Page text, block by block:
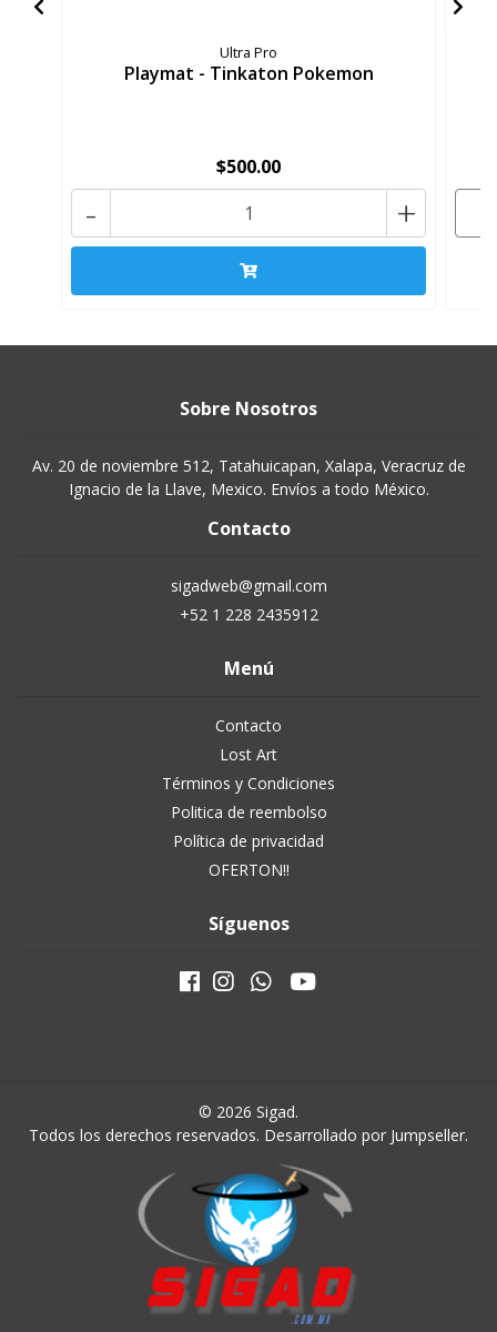
Ultra Pro
Playmat - Tinkaton Pokemon
$500.00
+
-
Sobre Nosotros
Av. 20 de noviembre 512, Tatahuicapan, Xalapa, Veracruz de
Ignacio de la Llave, Mexico. Envíos a todo México.
Contacto
sigadweb@gmail.com
+52 1 228 2435912
Menú
Contacto
Lost Art
Términos y Condiciones
Politica de reembolso
Política de privacidad
OFERTON!!
Síguenos
© 2026 Sigad.
Todos los derechos reservados. Desarrollado por Jumpseller.